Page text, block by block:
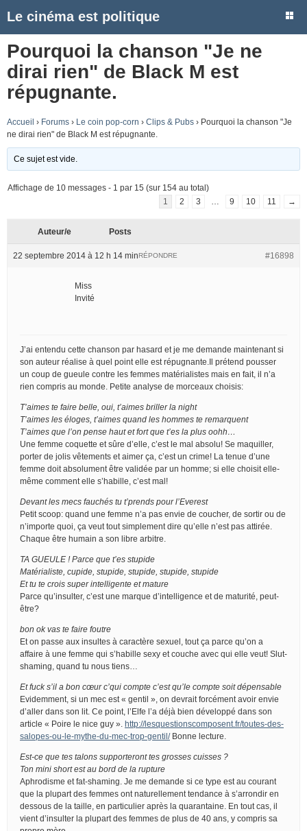
Le cinéma est politique
Pourquoi la chanson "Je ne
dirai rien" de Black M est
répugnante.
Accueil › Forums › Le coin pop-corn › Clips & Pubs › Pourquoi la chanson "Je
ne dirai rien" de Black M est répugnante.
Ce sujet est vide.
Affichage de 10 messages - 1 par 15 (sur 154 au total)
1
2 3 9 10 11 →
Auteur/e Posts
22 septembre 2014 à 12 h 14 min #16898
RÉPONDRE
Miss
Invité
J’ai entendu cette chanson par hasard et je me demande maintenant si
son auteur réalise à quel point elle est répugnante.Il prétend pousser
un coup de gueule contre les femmes matérialistes mais en fait, il n’a
rien compris au monde. Petite analyse de morceaux choisis:
T’aimes te faire belle, oui, t’aimes briller la night
T’aimes les éloges, t’aimes quand les hommes te remarquent
T’aimes que l’on pense haut et fort que t’es la plus oohh…
Une femme coquette et sûre d’elle, c’est le mal absolu! Se maquiller,
porter de jolis vêtements et aimer ça, c’est un crime! La tenue d’une
femme doit absolument être validée par un homme; si elle choisit elle-
même comment elle s’habille, c’est mal!
Devant les mecs fauchés tu t’prends pour l’Everest
Petit scoop: quand une femme n’a pas envie de coucher, de sortir ou de
n’importe quoi, ça veut tout simplement dire qu’elle n’est pas attirée.
Chaque être humain a son libre arbitre.
TA GUEULE ! Parce que t’es stupide
Matérialiste, cupide, stupide, stupide, stupide, stupide
Et tu te crois super intelligente et mature
Parce qu’insulter, c’est une marque d’intelligence et de maturité, peut-
être?
bon ok vas te faire foutre
Et on passe aux insultes à caractère sexuel, tout ça parce qu’on a
affaire à une femme qui s’habille sexy et couche avec qui elle veut! Slut-
shaming, quand tu nous tiens…
Et fuck s’il a bon cœur c’qui compte c’est qu’le compte soit dépensable
Evidemment, si un mec est « gentil », on devrait forcément avoir envie
d’aller dans son lit. Ce point, l’Elfe l’a déjà bien développé dans son
article « Poire le nice guy ». http://lesquestionscomposent.fr/toutes-des-
salopes-ou-le-mythe-du-mec-trop-gentil/Bonne lecture.
Est-ce que tes talons supporteront tes grosses cuisses ?
Ton mini short est au bord de la rupture
Aphrodisme et fat-shaming. Je me demande si ce type est au courant
que la plupart des femmes ont naturellement tendance à s’arrondir en
dessous de la taille, en particulier après la quarantaine. En tout cas, il
vient d’insulter la plupart des femmes de plus de 40 ans, y compris sa